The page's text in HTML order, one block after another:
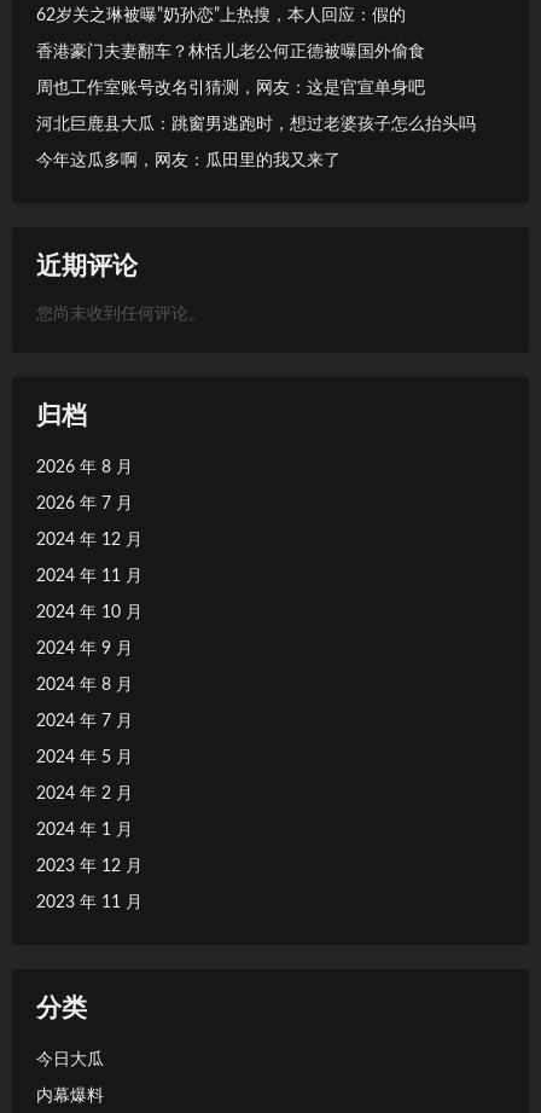
62岁关之琳被曝”奶孙恋”上热搜，本人回应：假的
香港豪门夫妻翻车？林恬儿老公何正德被曝国外偷食
周也工作室账号改名引猜测，网友：这是官宣单身吧
河北巨鹿县大瓜：跳窗男逃跑时，想过老婆孩子怎么抬头吗
今年这瓜多啊，网友：瓜田里的我又来了
近期评论
您尚未收到任何评论。
归档
2026 年 8 月
2026 年 7 月
2024 年 12 月
2024 年 11 月
2024 年 10 月
2024 年 9 月
2024 年 8 月
2024 年 7 月
2024 年 5 月
2024 年 2 月
2024 年 1 月
2023 年 12 月
2023 年 11 月
分类
今日大瓜
内幕爆料